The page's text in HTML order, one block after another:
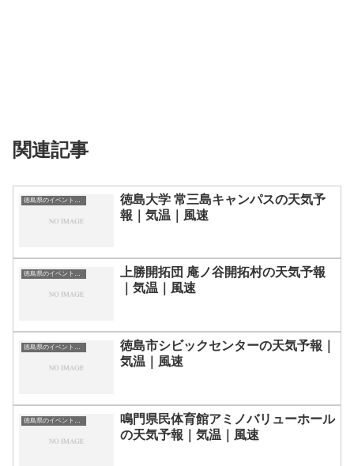
関連記事
徳島県のイベント会場一覧
徳島大学 常三島キャンパスの天気予
報｜気温｜風速
徳島県のイベント会場一覧
上勝開拓団 庵ノ谷開拓村の天気予報
｜気温｜風速
徳島県のイベント会場一覧
徳島市シビックセンターの天気予報｜
気温｜風速
徳島県のイベント会場一覧
鳴門県民体育館アミノバリューホール
の天気予報｜気温｜風速